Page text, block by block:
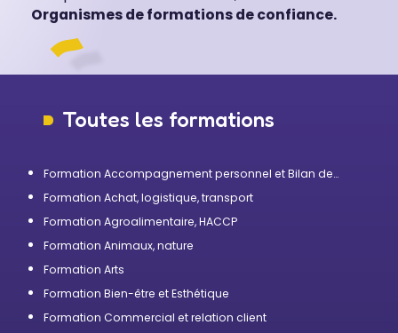
Organismes de formations de confiance.
Toutes les formations
Formation Accompagnement personnel et Bilan de
Formation Achat, logistique, transport
Formation Agroalimentaire, HACCP
Formation Animaux, nature
Formation Arts
Formation Bien-être et Esthétique
Formation Commercial et relation client